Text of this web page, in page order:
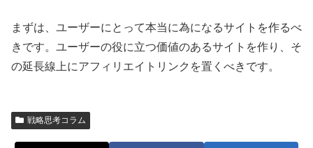
まずは、ユーザーにとって本当に為になるサイトを作るべ
きです。ユーザーの役に立つ価値のあるサイトを作り、そ
の延長線上にアフィリエイトリンクを置くべきです。
戦略思考コラム